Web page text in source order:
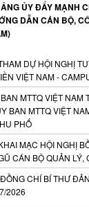
ỦY ĐẨY MẠNH
DẪN CÁN BỘ,
DỰ HỘI NGHỊ
VIỆT NAM -
MTTQ VIỆT NAM
BAN MTTQ VIỆT
PHỐ
MẠC HỘI NGHỊ
CÁN BỘ QUẢN LÝ,
CHÍ BÍ THƯ
2026